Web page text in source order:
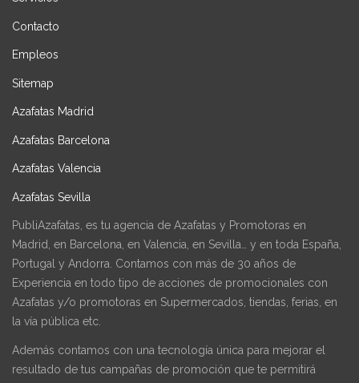
Contacto
Empleos
Sitemap
Azafatas Madrid
Azafatas Barcelona
Azafatas Valencia
Azafatas Sevilla
PubliAzafatas, es tu agencia de Azafatas y Promotoras en
Madrid, en Barcelona, en Valencia, en Sevilla… y en toda España,
Portugal y Andorra. Contamos con más de 30 años de
Experiencia en todo tipo de acciones de promocionales con
Azafatas y/o promotoras en Supermercados, tiendas, ferias, en
la vía pública etc.
Además contamos con una tecnología única para mejorar el
resultado de tus campañas de promoción que te permitirá